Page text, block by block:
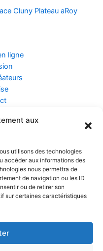
aux
utilisons des technologies
accéder aux informations des
nous permettra de
de navigation ou les ID
ou de retirer son
sur certaines caractéristiques
Cluny Plateau aRoy
ligne
ZEN
Données
de Vente